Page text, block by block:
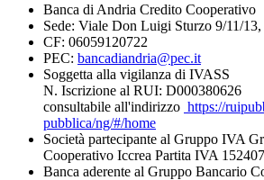
Banca di Andria Credito Cooperativo
Sede: Viale Don Luigi Sturzo 9/11/
CF: 06059120722
PEC: bancadiandria@pec.it
Soggetta alla vigilanza di IVASS
N. Iscrizione al RUI: D000380626
consultabile all'indirizzo https://
pubblica/ng/#/home
Società partecipante al Gruppo IVA
Cooperativo Iccrea Partita IVA
Banca aderente al Gruppo Bancario